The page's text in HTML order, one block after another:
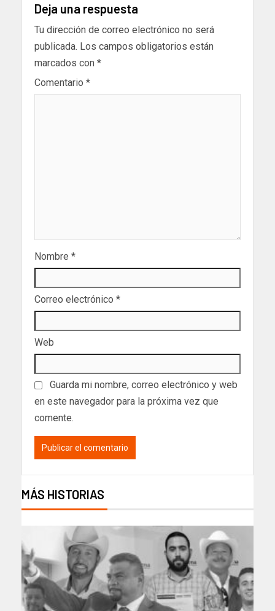
Deja una respuesta
Tu dirección de correo electrónico no será
publicada. Los campos obligatorios están
marcados con *
Comentario *
Nombre *
Correo electrónico *
Web
Guarda mi nombre, correo electrónico y web
en este navegador para la próxima vez que
comente.
MÁS HISTORIAS